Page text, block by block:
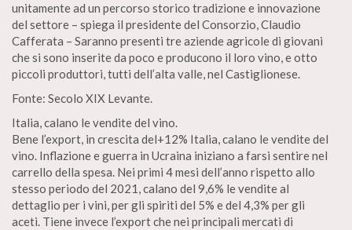
unitamente ad un percorso storico tradizione e innovazione
del settore – spiega il presidente del Consorzio, Claudio
Cafferata – Saranno presenti tre aziende agricole di giovani
che si sono inserite da poco e producono il loro vino, e otto
piccoli produttori, tutti dell’alta valle, nel Castiglionese.
Fonte: Secolo XIX Levante.
Italia, calano le vendite del vino.
Bene l’export, in crescita del+12% Italia, calano le vendite del
vino. Inflazione e guerra in Ucraina iniziano a farsi sentire nel
carrello della spesa. Nei primi 4 mesi dell’anno rispetto allo
stesso periodo del 2021, calano del 9,6% le vendite al
dettaglio per i vini, per gli spiriti del 5% e del 4,3% per gli
aceti. Tiene invece l’export che nei principali mercati di